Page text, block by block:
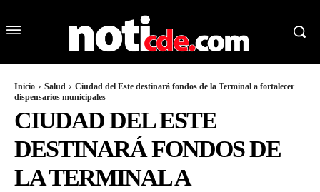
Inicio Salud
Ciudad del Este destinará fondos de la Terminal a fortalecer
dispensarios municipales
CIUDAD DEL ESTE
DESTINARÁ FONDOS DE
LA TERMINAL A